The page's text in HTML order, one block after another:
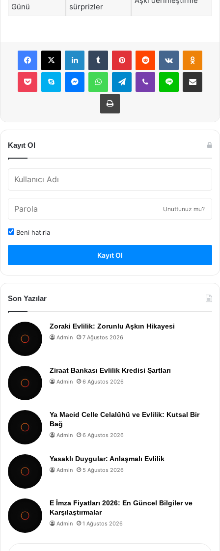
Günü
sürprizler
Facebook
X LinkedInTumblr PinterestReddit VKontakte
Pocket Skype MessengerWhatsAppTelegramViber Line E-Posta ile
Yazdır
Kayıt Ol
Unuttunuz mu?
Beni hatırla
Kayıt Ol
Son Yazılar
Zoraki Evlilik: Zorunlu Aşkın Hikayesi
Admin 7 Ağustos 2026
Ziraat Bankası Evlilik Kredisi Şartları
Admin 6 Ağustos 2026
Ya Macid Celle Celalühü ve Evlilik: Kutsal Bir
Bağ
Admin 6 Ağustos 2026
Yasaklı Duygular: Anlaşmalı Evlilik
Admin 5 Ağustos 2026
E İmza Fiyatları 2026: En Güncel Bilgiler ve
Karşılaştırmalar
Admin 1 Ağustos 2026